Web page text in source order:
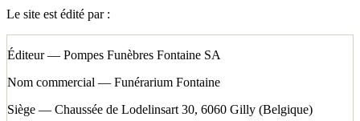
Le site est édité par :
Éditeur— Pompes Funèbres Fontaine SA
Nom commercial — Funérarium Fontaine
Siège — Chaussée de Lodelinsart 30, 6060 Gilly (Belgique)